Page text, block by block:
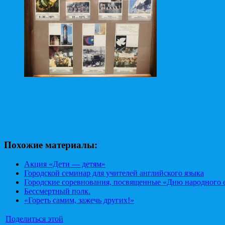
Похожие материалы:
Акция «Дети — детям»
Городской семинар для учителей английского языка
Городские соревнования, посвященные «Дню народного
Бессмертный полк.
«Гореть самим, зажечь других!»
Поделиться этой